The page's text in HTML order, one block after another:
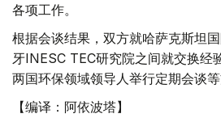
各项工作。
根据会谈结果，双方就哈萨克斯坦
牙INESC TEC研究院之间就交换经
两国环保领域领导人举行定期会谈等
【编译：阿依波塔】